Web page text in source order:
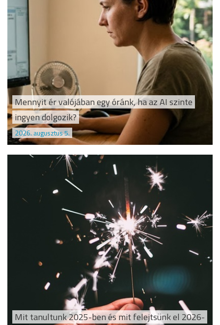
Mennyit ér valójában egy óránk, ha az AI szinte
ingyen dolgozik?
2026. augusztus 5.
Mit tanultunk 2025-ben és mit felejtsünk el 2026-